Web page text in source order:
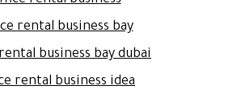
rental business bay
business bay dubai
rental business idea